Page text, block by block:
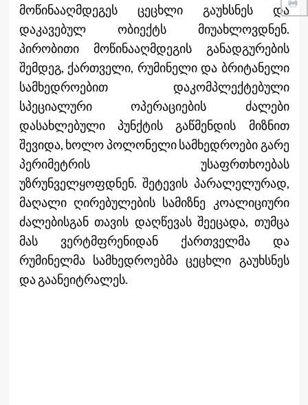
მოწინააღმდეგეს ცეცხლი გაუხსნეს და
დაკავებულ ობიექტს მიუახლოვდნენ.
პირობითი მოწინააღმდეგის განადგურების
შემდეგ, ქართველი, რუმინელი და ბრიტანელი
სამხედროებით დაკომპლექტებული
სპეციალური ოპერაციების ძალები
დასახლებული პუნქტის გაწმენდის მიზნით
შევიდა, ხოლო პოლონელი სამხედროები გარე
პერიმეტრის უსაფრთხოებას
უზრუნველყოფდნენ. შეტევის პარალელურად,
მაღალი ღირებულების სამიზნე კოალიციური
ძალებისგან თავის დაღწევას შეეცადა, თუმცა
მას ვერტმფრენიდან ქართველმა და
რუმინელმა სამხედროებმა ცეცხლი გაუხსნეს
და გაანეიტრალეს.